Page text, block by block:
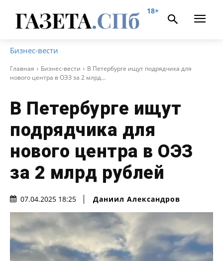
18+
Бизнес-вести
Главная Бизнес-вести
В Петербурге ищут подрядчика для
нового центра в ОЭЗ за 2 млрд...
В Петербурге ищут
подрядчика для
нового центра в ОЭЗ
за 2 млрд рублей
07.04.2025 18:25 Даниил Александров